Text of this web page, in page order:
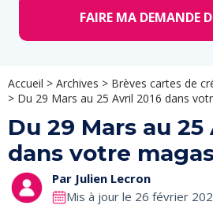
FAIRE MA DEMANDE
Accueil > Archives > Brèves cartes de
> Du 29 Mars au 25 Avril 2016 dans
Du 29 Mars au 25
dans votre
Par Julien Lecron
Mis à jour le 26 février